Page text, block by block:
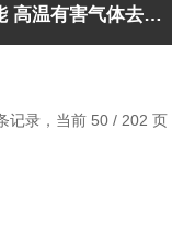
AMANO/安满能 高温有害气体去除装置HGD
记录，当前 50 / 202 页